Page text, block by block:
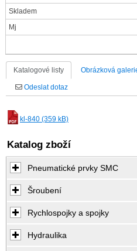
Skladem
Mj
Katalogové listy Obrázková
Odeslat dotaz
kl-840 (359 kB)
Katalog zboží
Pneumatické prvky SMC
Šroubení
Rychlospojky a spojky
Hydraulika